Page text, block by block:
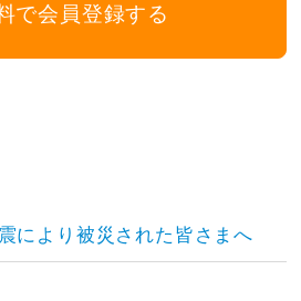
で会員登録する
により被災された皆さまへ